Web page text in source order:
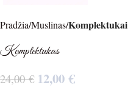
Pradžia MuslinasKomplektukai
Komplektukas
24,00€ 12,00€